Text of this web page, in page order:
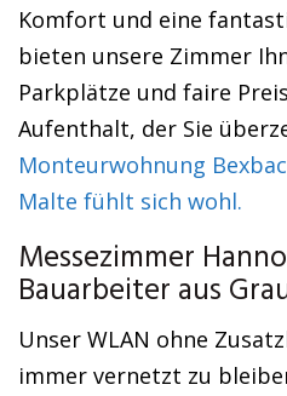
Komfort und eine
bieten unsere Zimmer
Parkplätze und faire
Aufenthalt, der Sie
Monteurwohnung
Malte fühlt sich wohl.
Messezimmer
Bauarbeiter aus
Unser WLAN ohne
immer vernetzt zu